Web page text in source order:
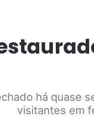
há quase
visitantes em